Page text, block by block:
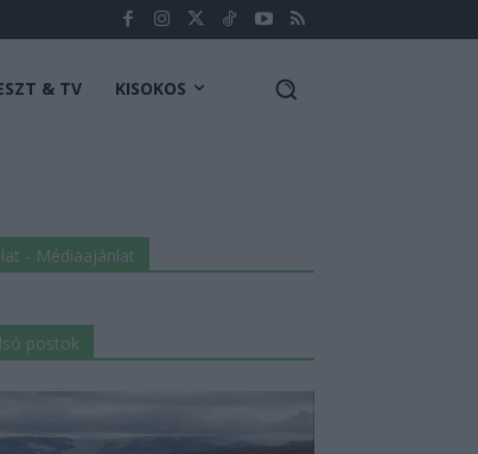
& TV KISOKOS
- Médiaajánlat
postok